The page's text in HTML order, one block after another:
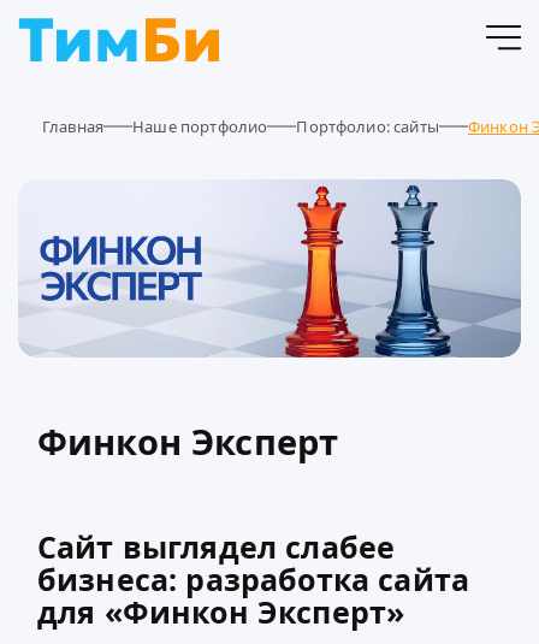
Главная Наше портфолио Портфолио: сайты Финкон
Финкон Эксперт
Сайт выглядел слабее
бизнеса: разработка сайта
для «Финкон Эксперт»